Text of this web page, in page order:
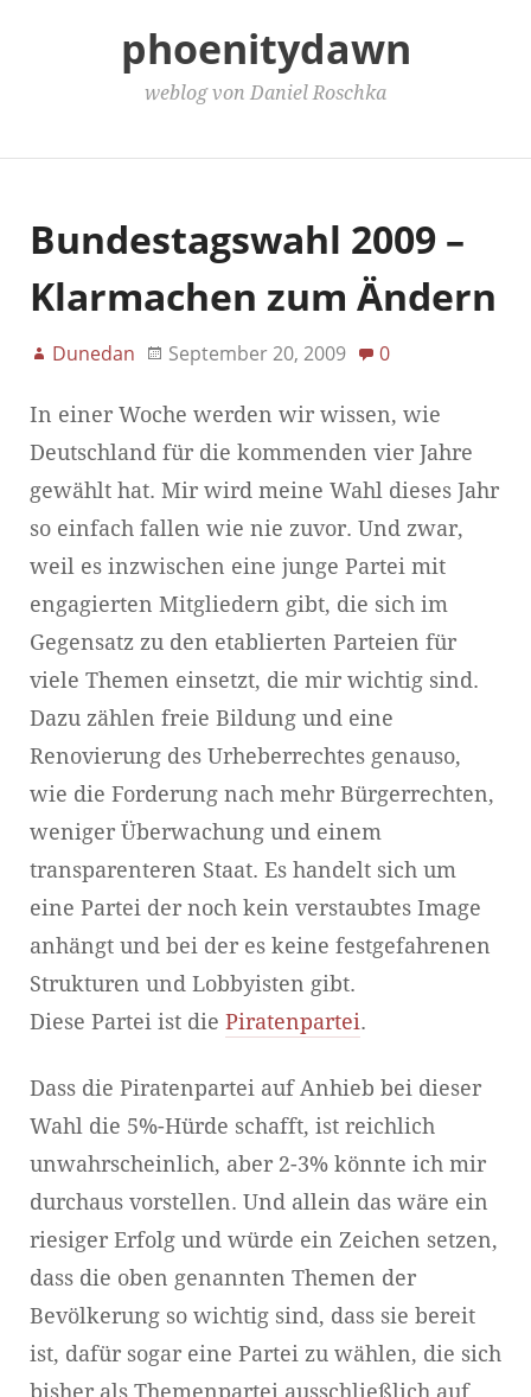
phoenitydawn
weblog von Daniel Roschka
Bundestagswahl 2009 –
Klarmachen zum Ändern
Dunedan September 20, 2009 0
In einer Woche werden wir wissen, wie
Deutschland für die kommenden vier Jahre
gewählt hat. Mir wird meine Wahl dieses Jahr
so einfach fallen wie nie zuvor. Und zwar,
weil es inzwischen eine junge Partei mit
engagierten Mitgliedern gibt, die sich im
Gegensatz zu den etablierten Parteien für
viele Themen einsetzt, die mir wichtig sind.
Dazu zählen freie Bildung und eine
Renovierung des Urheberrechtes genauso,
wie die Forderung nach mehr Bürgerrechten,
weniger Überwachung und einem
transparenteren Staat. Es handelt sich um
eine Partei der noch kein verstaubtes Image
anhängt und bei der es keine festgefahrenen
Strukturen und Lobbyisten gibt.
Diese Partei ist die Piratenpartei.
Dass die Piratenpartei auf Anhieb bei dieser
Wahl die 5%-Hürde schafft, ist reichlich
unwahrscheinlich, aber 2-3% könnte ich mir
durchaus vorstellen. Und allein das wäre ein
riesiger Erfolg und würde ein Zeichen setzen,
dass die oben genannten Themen der
Bevölkerung so wichtig sind, dass sie bereit
ist, dafür sogar eine Partei zu wählen, die sich
bisher als Themenpartei ausschließlich auf